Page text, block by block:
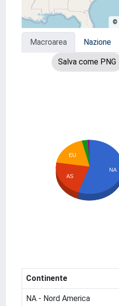
©
Macroarea Nazione
Salva come PNG
EU
AS
NA
Continente
NA - Nord America